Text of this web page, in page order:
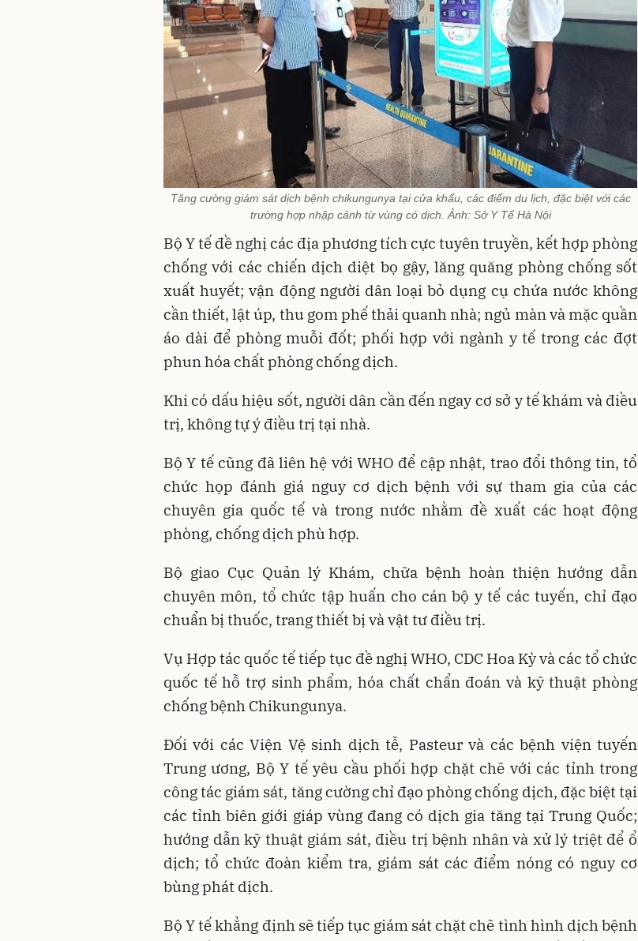
Tăng cường giám sát dịch bệnh chikungunya tại cửa khẩu, các điểm du lịch, đặc biệt với các
trường hợp nhập cảnh từ vùng có dịch. Ảnh: Sở Y Tế Hà Nội
Bộ Y tế đề nghị các địa phương tích cực tuyên truyền, kết hợp phòng
chống với các chiến dịch diệt bọ gậy, lăng quăng phòng chống sốt
xuất huyết; vận động người dân loại bỏ dụng cụ chứa nước không
cần thiết, lật úp, thu gom phế thải quanh nhà; ngủ màn và mặc quần
áo dài để phòng muỗi đốt; phối hợp với ngành y tế trong các đợt
phun hóa chất phòng chống dịch.
Khi có dấu hiệu sốt, người dân cần đến ngay cơ sở y tế khám và điều
trị, không tự ý điều trị tại nhà.
Bộ Y tế cũng đã liên hệ với WHO để cập nhật, trao đổi thông tin, tổ
chức họp đánh giá nguy cơ dịch bệnh với sự tham gia của các
chuyên gia quốc tế và trong nước nhằm đề xuất các hoạt động
phòng, chống dịch phù hợp.
Bộ giao Cục Quản lý Khám, chữa bệnh hoàn thiện hướng dẫn
chuyên môn, tổ chức tập huấn cho cán bộ y tế các tuyến, chỉ đạo
chuẩn bị thuốc, trang thiết bị và vật tư điều trị.
Vụ Hợp tác quốc tế tiếp tục đề nghị WHO, CDC Hoa Kỳ và các tổ chức
quốc tế hỗ trợ sinh phẩm, hóa chất chẩn đoán và kỹ thuật phòng
chống bệnh Chikungunya.
Đối với các Viện Vệ sinh dịch tễ, Pasteur và các bệnh viện tuyến
Trung ương, Bộ Y tế yêu cầu phối hợp chặt chẽ với các tỉnh trong
công tác giám sát, tăng cường chỉ đạo phòng chống dịch, đặc biệt tại
các tỉnh biên giới giáp vùng đang có dịch gia tăng tại Trung Quốc;
hướng dẫn kỹ thuật giám sát, điều trị bệnh nhân và xử lý triệt để ổ
dịch; tổ chức đoàn kiểm tra, giám sát các điểm nóng có nguy cơ
bùng phát dịch.
Bộ Y tế khẳng định sẽ tiếp tục giám sát chặt chẽ tình hình dịch bệnh